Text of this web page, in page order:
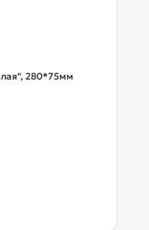
280*75мм